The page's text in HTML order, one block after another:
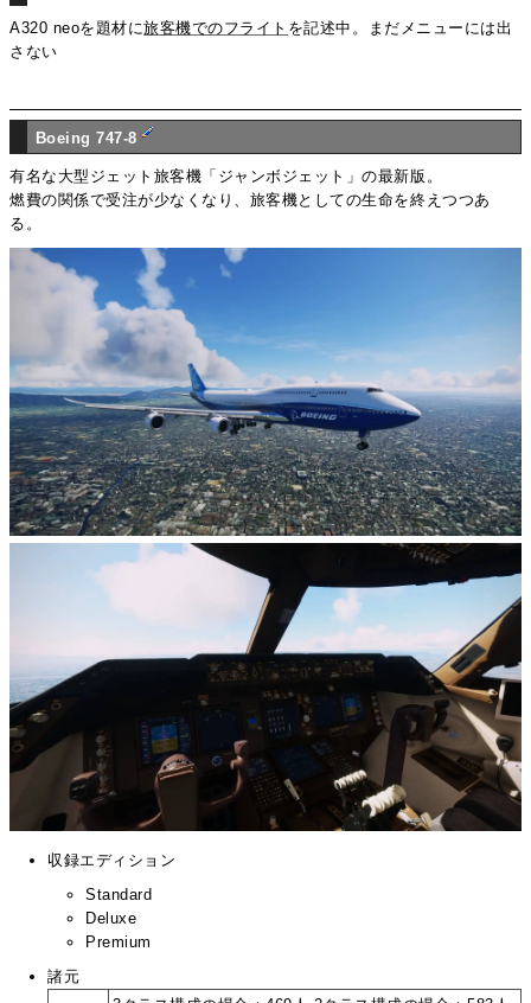
A320 neoを題材に旅客機でのフライト を記述中。まだメニューには出
さない
Boeing 747-8
有名な大型ジェット旅客機「ジャンボジェット」の最新版。
燃費の関係で受注が少なくなり、旅客機としての生命を終えつつあ
る。
収録エディション
Standard
Deluxe
Premium
諸元